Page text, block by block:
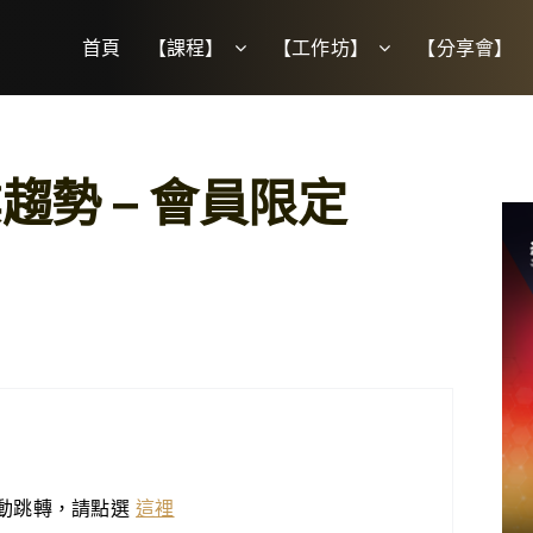
首頁 【課程】 【工作坊】 【分享會】
勢 – 會員限定
跳轉，請點選這裡